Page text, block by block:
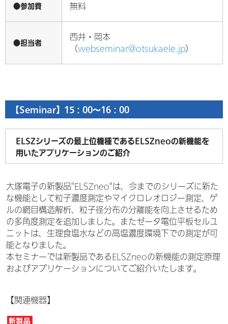
●参加費 無料
●担当者
西井・岡本
（webseminar@otsukaele.jp）
【Seminar】15：00～16：00
ELSZシリーズの最上位機種であるELSZneoの新機能を
用いたアプリケーションのご紹介
大塚電子の新製品"ELSZneo"は、今までのシリーズに新た
な機能として粒子濃度測定やマイクロレオロジー測定、ゲ
ルの網目構造解析、粒子径分布の分離能を向上させるため
の多角度測定を追加しました。またゼータ電位平板セルユ
ニットは、生理食塩水などの高塩濃度環境下での測定が可
能となりました。
本セミナーでは新製品であるELSZneoの新機能の測定原理
およびアプリケーションについてご紹介いたします。
【関連機器】